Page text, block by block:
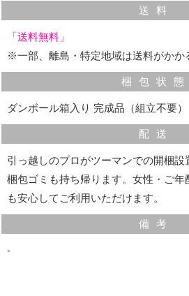
細かく高さ調整ができるので、大
で幅広く整理できます。
送料
「送料無料」
※一部、離島・特定地域は送料がかか
梱包状態
ダンボール箱入り 完成品（組立不要）
配送
引っ越しのプロがツーマンでの開梱設
梱包ゴミも持ち帰ります。女性・ご
も安心してご利用いただけます。
備考
‐